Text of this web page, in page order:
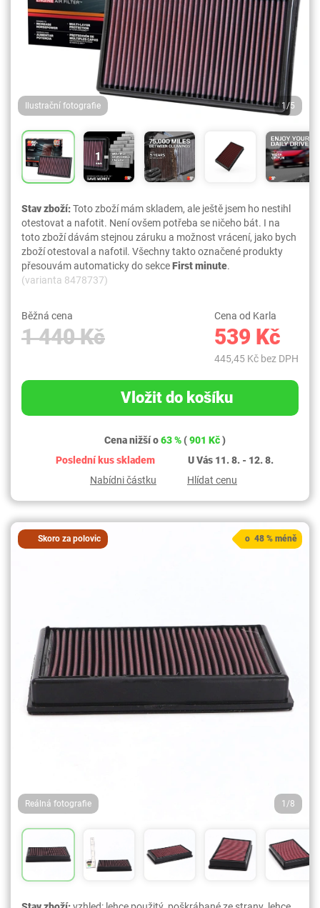
Ilustrační fotografie 1/5
Stav zboží:Toto zboží mám skladem, ale ještě jsem ho nestihl
otestovat a nafotit. Není ovšem potřeba se ničeho bát. I na
toto zboží dávám stejnou záruku a možnost vrácení, jako bych
zboží otestoval a nafotil. Všechny takto označené produkty
přesouvám automaticky do sekceFirst minute.
(varianta 8478737)
Běžná cena
1 440 Kč
Cena od Karla
539 Kč
445,45 Kč bez DPH
Vložit do košíku
Cena nižší o63 %(901 Kč)
Poslední kus skladem
U Vás 11. 8. - 12. 8.
Nabídni částku
Hlídat cenu
Skoro za polovic
Reálná fotografie 1/8
o 48 % méně